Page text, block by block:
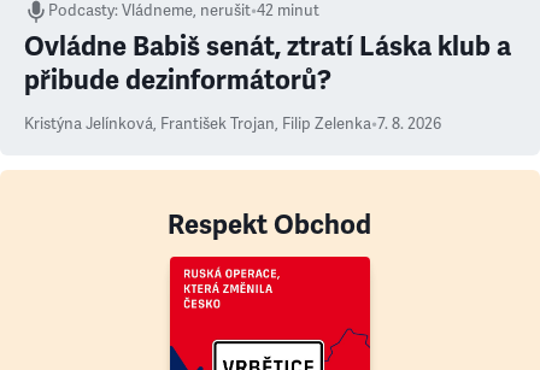
Podcasty:Vládneme, nerušit•42 minut
Ovládne Babiš senát, ztratí Láska klub a
přibude dezinformátorů?
Kristýna Jelínková, František Trojan, Filip Zelenka•7. 8. 2026
Respekt Obchod